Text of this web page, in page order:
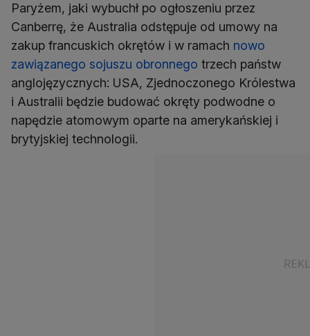
Paryżem, jaki wybuchł po ogłoszeniu przez
Canberrę, że Australia odstępuje od umowy na
zakup francuskich okrętów i w ramach nowo
zawiązanego sojuszu obronnego trzech państw
anglojęzycznych: USA, Zjednoczonego Królestwa
i Australii będzie budować okręty podwodne o
napędzie atomowym oparte na amerykańskiej i
brytyjskiej technologii.